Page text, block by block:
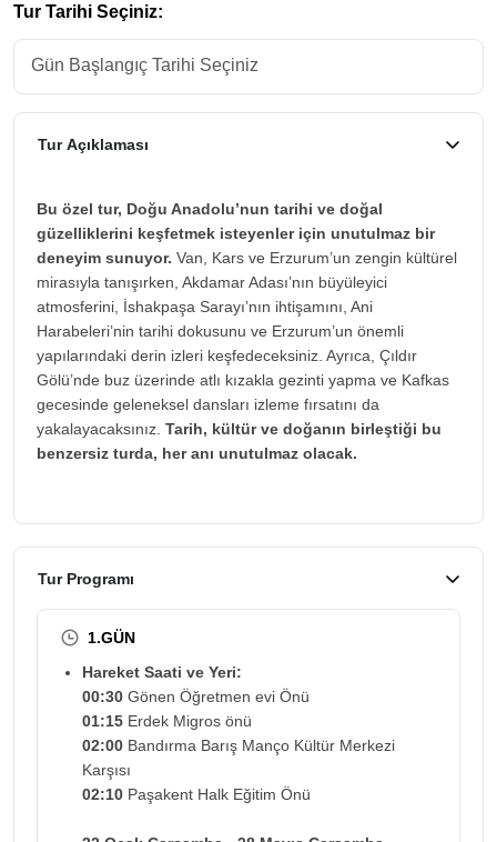
Tur Tarihi Seçiniz:
Tur Açıklaması
Bu özel tur, Doğu Anadolu’nun tarihi ve doğal
güzelliklerini keşfetmek isteyenler için unutulmaz bir
deneyim sunuyor. Van, Kars ve Erzurum’un zengin kültürel
mirasıyla tanışırken, Akdamar Adası’nın büyüleyici
atmosferini, İshakpaşa Sarayı’nın ihtişamını, Ani
Harabeleri’nin tarihi dokusunu ve Erzurum’un önemli
yapılarındaki derin izleri keşfedeceksiniz. Ayrıca, Çıldır
Gölü’nde buz üzerinde atlı kızakla gezinti yapma ve Kafkas
gecesinde geleneksel dansları izleme fırsatını da
yakalayacaksınız. Tarih, kültür ve doğanın birleştiği bu
benzersiz turda, her anı unutulmaz olacak.
Tur Programı
1.GÜN
Hareket Saati ve Yeri:
00:30 Gönen Öğretmen evi Önü
01:15 Erdek Migros önü
02:00 Bandırma Barış Manço Kültür Merkezi
Karşısı
02:10 Paşakent Halk Eğitim Önü